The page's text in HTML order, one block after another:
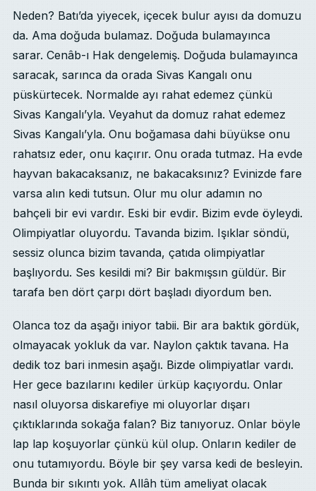
Neden? Batı’da yiyecek, içecek bulur ayısı da domuzu
da. Ama doğuda bulamaz. Doğuda bulamayınca
sarar. Cenâb-ı Hak dengelemiş. Doğuda bulamayınca
saracak, sarınca da orada Sivas Kangalı onu
püskürtecek. Normalde ayı rahat edemez çünkü
Sivas Kangalı’yla. Veyahut da domuz rahat edemez
Sivas Kangalı’yla. Onu boğamasa dahi büyükse onu
rahatsız eder, onu kaçırır. Onu orada tutmaz. Ha evde
hayvan bakacaksanız, ne bakacaksınız? Evinizde fare
varsa alın kedi tutsun. Olur mu olur adamın no
bahçeli bir evi vardır. Eski bir evdir. Bizim evde öyleydi.
Olimpiyatlar oluyordu. Tavanda bizim. Işıklar söndü,
sessiz olunca bizim tavanda, çatıda olimpiyatlar
başlıyordu. Ses kesildi mi? Bir bakmışsın güldür. Bir
tarafa ben dört çarpı dört başladı diyordum ben.
Olanca toz da aşağı iniyor tabii. Bir ara baktık gördük,
olmayacak yokluk da var. Naylon çaktık tavana. Ha
dedik toz bari inmesin aşağı. Bizde olimpiyatlar vardı.
Her gece bazılarını kediler ürküp kaçıyordu. Onlar
nasıl oluyorsa diskarefiye mi oluyorlar dışarı
çıktıklarında sokağa falan? Biz tanıyoruz. Onlar böyle
lap lap koşuyorlar çünkü kül olup. Onların kediler de
onu tutamıyordu. Böyle bir şey varsa kedi de besleyin.
Bunda bir sıkıntı yok. Allâh tüm ameliyat olacak